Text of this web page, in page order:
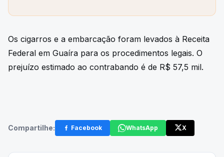
Os cigarros e a embarcação foram levados à Receita
Federal em Guaíra para os procedimentos legais. O
prejuízo estimado ao contrabando é de R$ 57,5 mil.
Compartilhe: Facebook WhatsApp X